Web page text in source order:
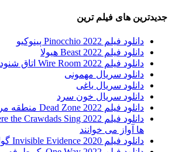
جدیدترین های فیلم ترین
دانلود فیلم Pinocchio 2022 پینوکیو
دانلود فیلم Beast 2022 هیولا
دانلود فیلم Wire Room 2022 اتاق شنود
دانلود سریال مهمونی
دانلود سریال یاغی
دانلود سریال خون سرد
دانلود فیلم 2022 Dead Zone منطقه مرده
ها آواز می خوانند
دانلود فیلم 2020 Invisible Evidence گواه نامرئی